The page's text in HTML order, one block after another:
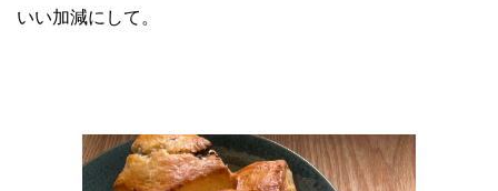
いい加減にして。